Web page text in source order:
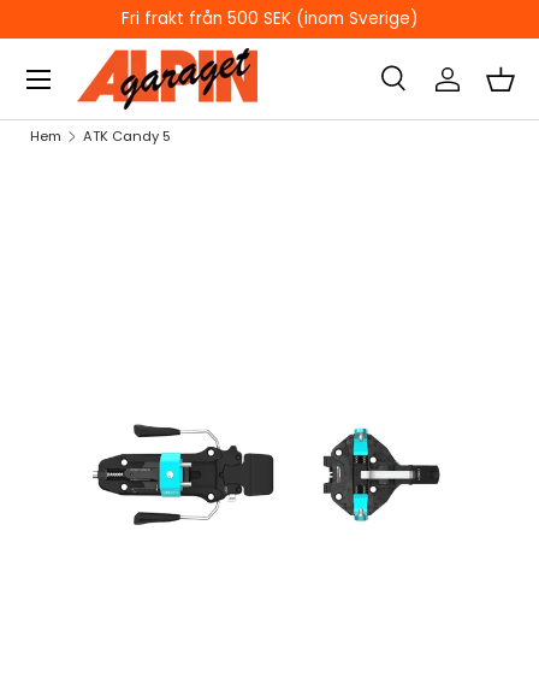
HOPPA TILL INNEHÅLL
Fri frakt från 500 SEK (inom Sverige)
Sök
Sök
Sök Logga inKorg
Hem ATK Candy 5